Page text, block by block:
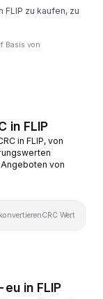
zu kaufen, zu
Basis von
in FLIP
in FLIP, von
von
CRC Wert
in FLIP